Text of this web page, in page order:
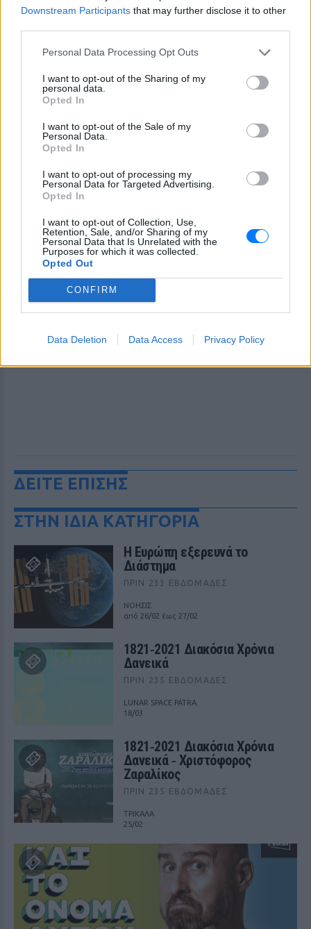
Downstream Participants that may further disclose it to other
Personal Data Processing Opt Outs
I want to opt-out of the Sharing of my
personal data.
Opted In
I want to opt-out of the Sale of my
Personal Data.
Opted In
I want to opt-out of processing my
Personal Data for Targeted Advertising.
Opted In
I want to opt-out of Collection, Use,
Retention, Sale, and/or Sharing of my
Personal Data that Is Unrelated with the
Purposes for which it was collected.
Opted Out
CONFIRM
Data Deletion Data Access Privacy Policy
Εσύ μπήκες στο E-Daily.gr; Τα νέα της ημέρας
και ότι σου κάνει κλικ!
Ακολουθήστε το E-Radio.gr και στο Instagram
ΔΕΙΤΕ ΕΠΙΣΗΣ
ΣΤΗΝ ΙΔΙΑ ΚΑΤΗΓΟΡΙΑ
Η Ευρώπη εξερευνά το
Διάστημα
ΠΡΙΝ 233 ΕΒΔΟΜΆΔΕΣ
ΝΟΗΣΙΣ
από 26/02 έως 27/02
1821‑2021 Διακόσια Χρόνια
Δανεικά
ΠΡΙΝ 235 ΕΒΔΟΜΆΔΕΣ
LUNAR SPACE PATRA
18/03
1821‑2021 Διακόσια Χρόνια
Δανεικά ‑ Χριστόφορος
Ζαραλίκος
ΠΡΙΝ 235 ΕΒΔΟΜΆΔΕΣ
ΤΡΙΚΑΛΑ
25/02